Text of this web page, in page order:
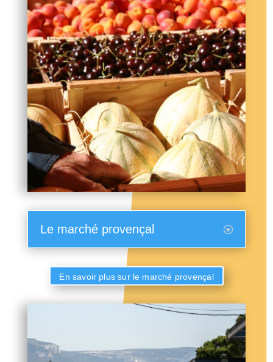
Le marché provençal
En savoir plus sur le marché provençal